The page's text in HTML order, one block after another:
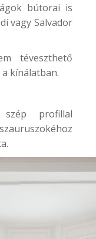
bútorai is
vagy Salvador
téveszthető
kínálatban.
profillal